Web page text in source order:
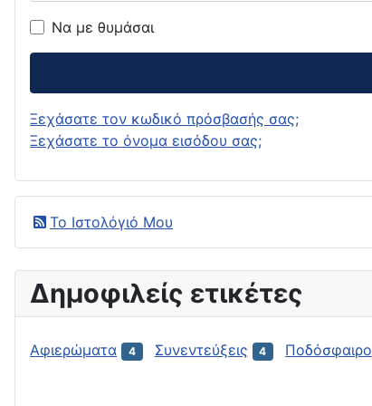
Να με θυμάσαι
Ξεχάσατε τον κωδικό πρόσβασής σας;
Ξεχάσατε το όνομα εισόδου σας;
Το Ιστολόγιό Μου
Δημοφιλείς ετικέτες
Αφιερώματα 4 Συνεντεύξεις 4 Ποδόσφαιρο